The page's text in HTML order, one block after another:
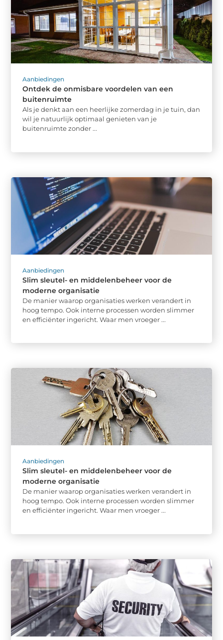
Aanbiedingen
Ontdek de onmisbare voordelen van een
buitenruimte
Als je denkt aan een heerlijke zomerdag in je tuin, dan
wil je natuurlijk optimaal genieten van je
buitenruimte zonder ...
Aanbiedingen
Slim sleutel- en middelenbeheer voor de
moderne organisatie
De manier waarop organisaties werken verandert in
hoog tempo. Ook interne processen worden slimmer
en efficiënter ingericht. Waar men vroeger ...
Aanbiedingen
Slim sleutel- en middelenbeheer voor de
moderne organisatie
De manier waarop organisaties werken verandert in
hoog tempo. Ook interne processen worden slimmer
en efficiënter ingericht. Waar men vroeger ...